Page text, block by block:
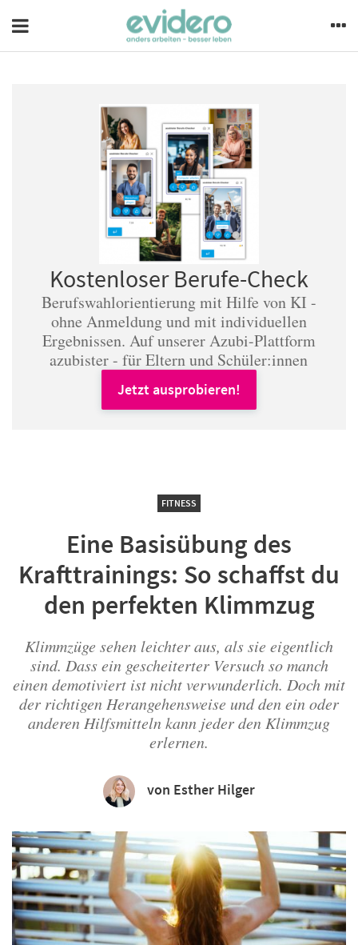
Kostenloser Berufe-Check
Berufswahlorientierung mit Hilfe von KI -
ohne Anmeldung und mit individuellen
Ergebnissen. Auf unserer Azubi-Plattform
azubister - für Eltern und Schüler:innen
Jetzt ausprobieren!
FITNESS
Eine Basisübung des
Krafttrainings: So schaffst du
den perfekten Klimmzug
Klimmzüge sehen leichter aus, als sie eigentlich
sind. Dass ein gescheiterter Versuch so manch
einen demotiviert ist nicht verwunderlich. Doch mit
der richtigen Herangehensweise und den ein oder
anderen Hilfsmitteln kann jeder den Klimmzug
erlernen.
von Esther Hilger